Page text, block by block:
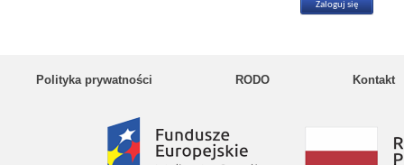
Polityka prywatności RODO Kontakt